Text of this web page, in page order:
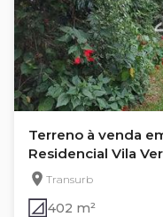
Terreno à venda
Residencial Vila
Transurb
402 m²